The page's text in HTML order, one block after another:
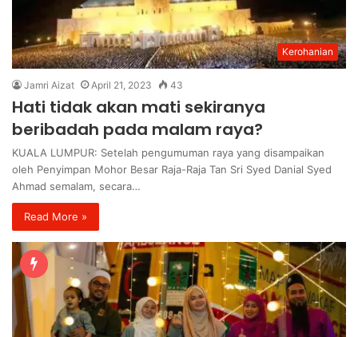
Kerohanian
Jamri Aizat April 21, 2023 43
Hati tidak akan mati sekiranya
beribadah pada malam raya?
KUALA LUMPUR: Setelah pengumuman raya yang disampaikan
oleh Penyimpan Mohor Besar Raja-Raja Tan Sri Syed Danial Syed
Ahmad semalam, secara…
Read More »